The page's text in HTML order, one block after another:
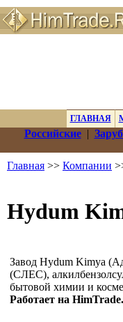
ГЛАВНАЯ
Российские|
Главная >> Компании
Hydum
Завод Hydum Kimya
(СЛЕС),
бытовой химии и
Работает на